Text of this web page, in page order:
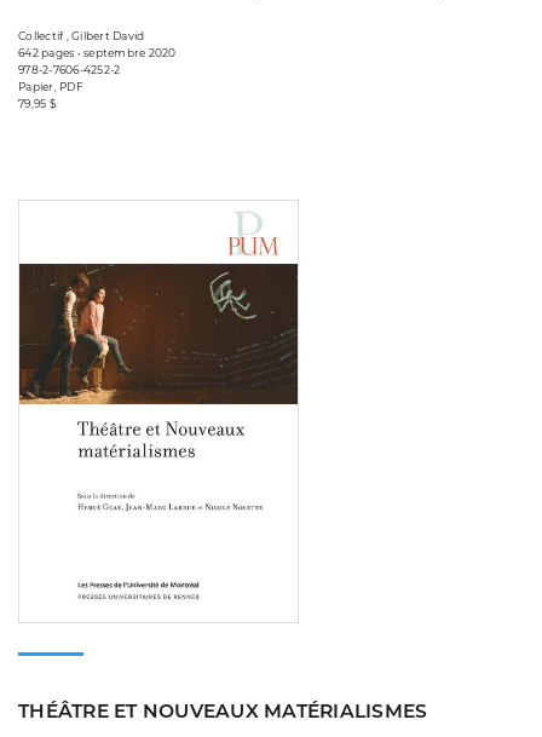
Collectif , Gilbert David
642 pages • septembre 2020
978-2-7606-4252-2
Papier, PDF
79,95 $
THÉÂTRE ET NOUVEAUX MATÉRIALISMES